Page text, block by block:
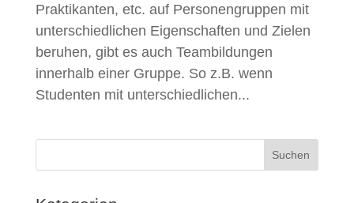
Praktikanten, etc. auf Personengruppen mit
unterschiedlichen Eigenschaften und Zielen
beruhen, gibt es auch Teambildungen
innerhalb einer Gruppe. So z.B. wenn
Studenten mit unterschiedlichen...